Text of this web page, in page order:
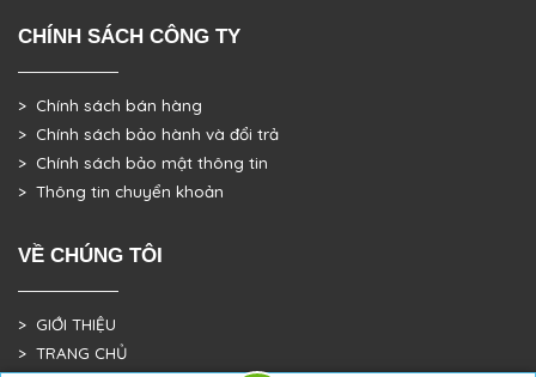
CHÍNH SÁCH CÔNG TY
> Chính sách bán hàng
> Chính sách bảo hành và đổi trả
> Chính sách bảo mật thông tin
> Thông tin chuyển khoản
VỀ CHÚNG TÔI
> GIỚI THIỆU
> TRANG CHỦ